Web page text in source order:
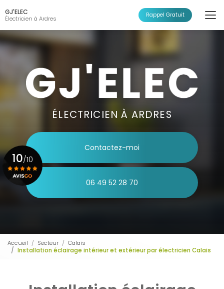
au
contenu
principal
GJ'ELEC
Électricien à Ardres Rappel Gratuit
ÉLECTRICIEN À ARDRES
Contactez-moi
06 49 52 28 70
10/10
Voir le certificat
Accueil Secteur
Calais
Installation éclairage intérieur et extérieur par électricien Calais